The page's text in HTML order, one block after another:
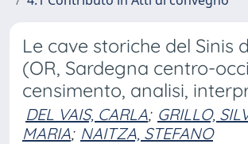
Le cave storiche del Sinis
(OR, Sardegna centro-
censimento, analisi,
DEL VAIS, CARLA; GRILLO,
MARIA; NAITZA, STEFANO